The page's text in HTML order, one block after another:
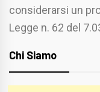
considerarsi un
Legge n. 62 del
Chi Siamo